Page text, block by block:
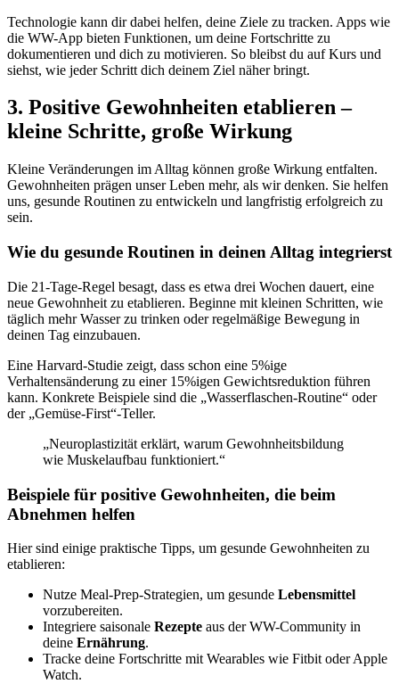
Technologie kann dir dabei helfen, deine Ziele zu tracken. Apps wie
die WW-App bieten Funktionen, um deine Fortschritte zu
dokumentieren und dich zu motivieren. So bleibst du auf Kurs und
siehst, wie jeder Schritt dich deinem Ziel näher bringt.
3. Positive Gewohnheiten etablieren –
kleine Schritte, große Wirkung
Kleine Veränderungen im Alltag können große Wirkung entfalten.
Gewohnheiten prägen unser Leben mehr, als wir denken. Sie helfen
uns, gesunde Routinen zu entwickeln und langfristig erfolgreich zu
sein.
Wie du gesunde Routinen in deinen Alltag integrierst
Die 21-Tage-Regel besagt, dass es etwa drei Wochen dauert, eine
neue Gewohnheit zu etablieren. Beginne mit kleinen Schritten, wie
täglich mehr Wasser zu trinken oder regelmäßige Bewegung in
deinen Tag einzubauen.
Eine Harvard-Studie zeigt, dass schon eine 5%ige
Verhaltensänderung zu einer 15%igen Gewichtsreduktion führen
kann. Konkrete Beispiele sind die „Wasserflaschen-Routine“ oder
der „Gemüse-First“-Teller.
„Neuroplastizität erklärt, warum Gewohnheitsbildung
wie Muskelaufbau funktioniert.“
Beispiele für positive Gewohnheiten, die beim
Abnehmen helfen
Hier sind einige praktische Tipps, um gesunde Gewohnheiten zu
etablieren:
Nutze Meal-Prep-Strategien, um gesunde Lebensmittel
vorzubereiten.
Integriere saisonale Rezepte aus der WW-Community in
deine Ernährung.
Tracke deine Fortschritte mit Wearables wie Fitbit oder Apple
Watch.